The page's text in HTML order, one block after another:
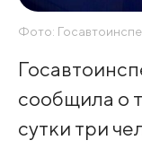
Фото:
сообщила о
сутки три